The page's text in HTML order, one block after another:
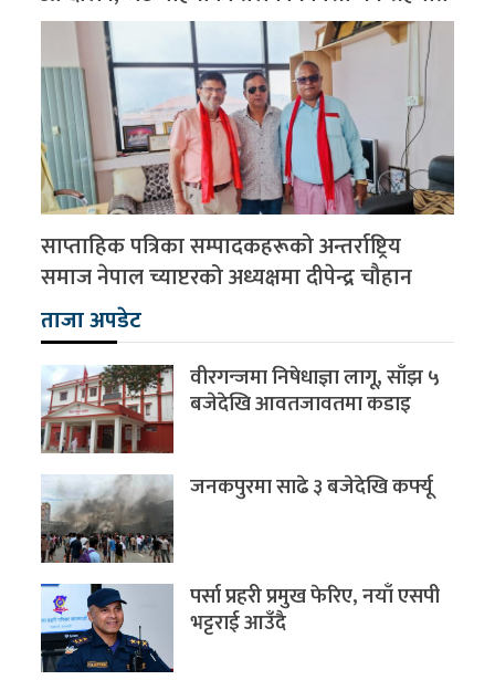
साप्ताहिक पत्रिका सम्पादकहरूको अन्तर्राष्ट्रिय
समाज नेपाल च्याप्टरको अध्यक्षमा दीपेन्द्र चौहान
ताजा अपडेट
वीरगन्जमा निषेधाज्ञा लागू, साँझ ५
बजेदेखि आवतजावतमा कडाइ
जनकपुरमा साढे ३ बजेदेखि कर्फ्यू
पर्सा प्रहरी प्रमुख फेरिए, नयाँ एसपी
भट्टराई आउँदै